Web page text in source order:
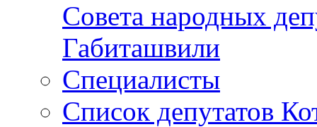
Совета народных
Габиташвили
Специалисты
Список депутатов